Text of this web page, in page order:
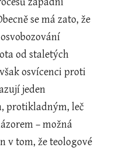
se má zato, že
od staletých
osvícenci proti
jeden
protikladným, leč
– možná
v tom, že teologové